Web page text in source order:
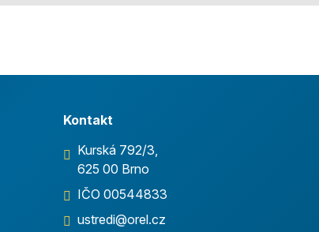
Kontakt
Kurská 792/3,
625 00 Brno
IČO 00544833
ustredi@orel.cz